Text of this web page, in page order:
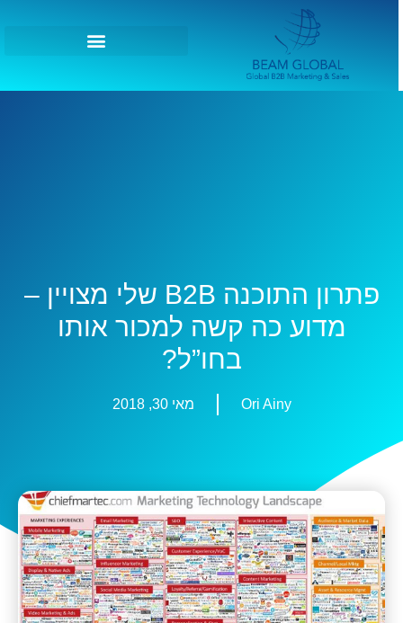
פתרון התוכנה B2B שלי מצויין –
מדוע כה קשה למכור אותו
בחו”ל?
Ori Ainy מאי 30, 2018